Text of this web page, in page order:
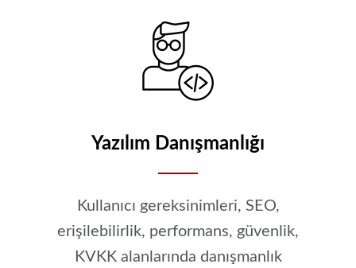
Yazılım Danışmanlığı
Kullanıcı gereksinimleri, SEO,
erişilebilirlik, performans, güvenlik,
KVKK alanlarında danışmanlık